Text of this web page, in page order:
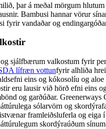
þar á meðal mörgum
Bambusi hannar vörur
fyrir vandaðar og
sjálfbærum valkostum fyrir
lífræn vottunfyrir alhliða
eins og kókosolíu og
eru lausir við hörð efni eins
og garðúðar.
sólarvörn og
framleiðsluferla og
skordýraúðum